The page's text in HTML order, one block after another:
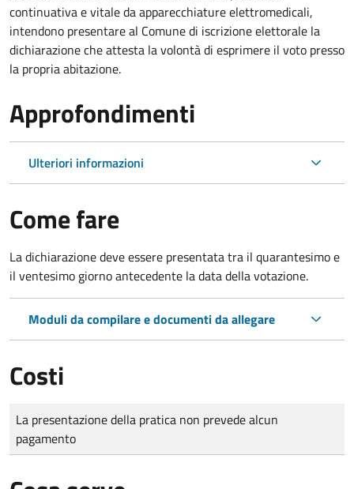
continuativa e vitale da apparecchiature elettromedicali,
intendono presentare al Comune di iscrizione elettorale la
dichiarazione che attesta la volontà di esprimere il voto presso
la propria abitazione.
Approfondimenti
Ulteriori informazioni
Come fare
La dichiarazione deve essere presentata tra il quarantesimo e
il ventesimo giorno antecedente la data della votazione.
Moduli da compilare e documenti da allegare
Costi
Tipo di pagamento
Importo
La presentazione della pratica non prevede alcun
pagamento